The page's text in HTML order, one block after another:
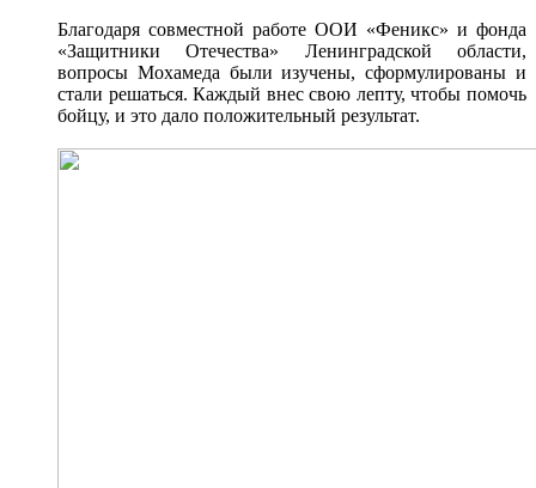
Благодаря совместной работе ООИ «Феникс» и фонда
«Защитники Отечества» Ленинградской области,
вопросы Мохамеда были изучены, сформулированы и
стали решаться. Каждый внес свою лепту, чтобы помочь
бойцу, и это дало положительный результат.